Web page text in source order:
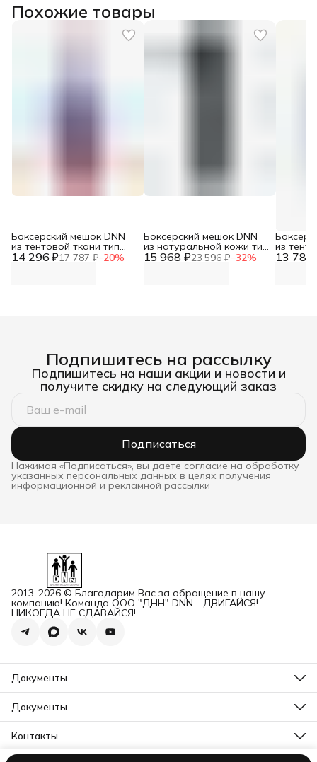
Похожие товары
14 296 ₽17 787 ₽−20%
Боксёрский мешок DNN
из тентовой ткани тип
Силуэт трёхсекционный 15 968 ₽23 596 ₽−32%
Боксёрский мешок DNN
из натуральной кожи тип
Силуэт трёхсекционный ( 13 780
из
Силуэт
Подпишитесь на рассылку
Подпишитесь на наши акции и новости и
получите скидку на следующий заказ
Подписаться
Нажимая «Подписаться», вы даете согласие на обработку
указанных персональных данных в целях получения
информационной и рекламной рассылки
2013-2026 © Благодарим Вас за обращение в нашу
компанию! Команда ООО "ДНН" DNN - ДВИГАЙСЯ!
НИКОГДА НЕ СДАВАЙСЯ!
Документы
ОГРН
Карточка ООО ДННСПОРТ
Сертификат соответствия
Карточка ООО ДНН
Документы
Прайс ДНН 12-2025
Свидетельство на товарный знак
Отказное письмо DNN
Контакты
Адрес